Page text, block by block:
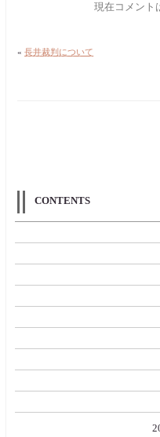
現在コメント
«長井裁判について
CONTENTS